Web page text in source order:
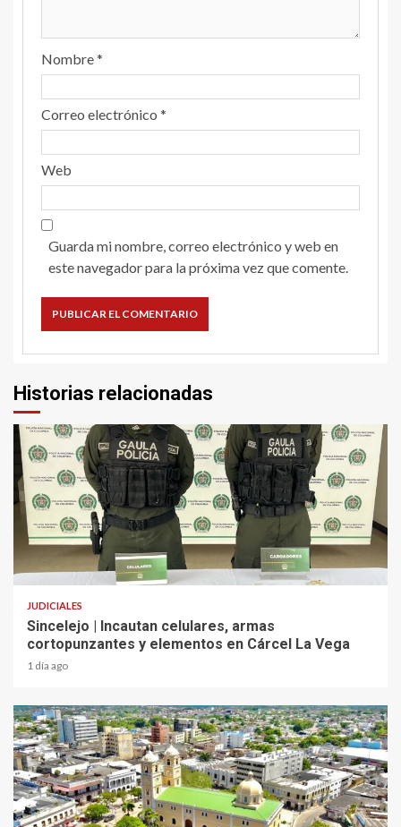
Nombre*
Correo electrónico *
Web
Guarda mi nombre, correo electrónico y web en
este navegador para la próxima vez que comente.
Historias relacionadas
2 min read
JUDICIALES
Sincelejo | Incautan celulares, armas
cortopunzantes y elementos en Cárcel La Vega
1 día ago